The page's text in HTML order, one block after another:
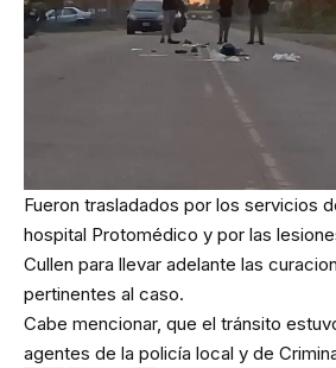
Fueron trasladados por los servicios
hospital Protomédico y por las
Cullen para llevar adelante las
pertinentes al caso.
Cabe mencionar, que el tránsito
agentes de la policía local y de